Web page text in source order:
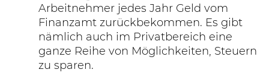
Arbeitnehmer jedes Jahr Geld vom
Finanzamt zurückbekommen. Es gibt
nämlich auch im Privatbereich eine
ganze Reihe von Möglichkeiten, Steuern
zu sparen.